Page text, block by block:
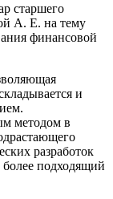
старшего
А. Е. на тему
финансовой
и
методом в
разработок
более подходящий